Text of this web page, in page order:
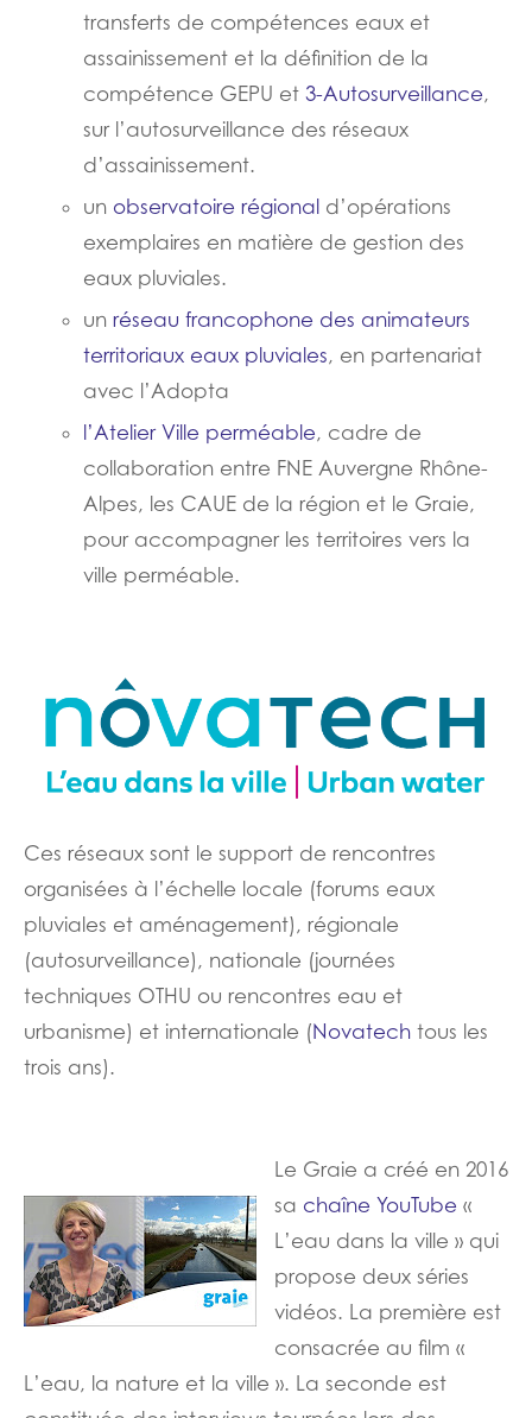
transferts de compétences eaux et
assainissement et la définition de la
compétence GEPU et 3-Autosurveillance,
sur l’autosurveillance des réseaux
d’assainissement.
un observatoire régional d’opérations
exemplaires en matière de gestion des
eaux pluviales.
un réseau francophone des animateurs
territoriaux eaux pluviales, en partenariat
avec l’Adopta
l’Atelier Ville perméable, cadre de
collaboration entre FNE Auvergne Rhône-
Alpes, les CAUE de la région et le Graie,
pour accompagner les territoires vers la
ville perméable.
Ces réseaux sont le support de rencontres
organisées à l’échelle locale (forums eaux
pluviales et aménagement), régionale
(autosurveillance), nationale (journées
techniques OTHU ou rencontres eau et
urbanisme) et internationale (Novatech tous les
trois ans).
Le Graie a créé en 2016
sa chaîne YouTube «
L’eau dans la ville » qui
propose deux séries
vidéos. La première est
consacrée au film «
L’eau, la nature et la ville ». La seconde est